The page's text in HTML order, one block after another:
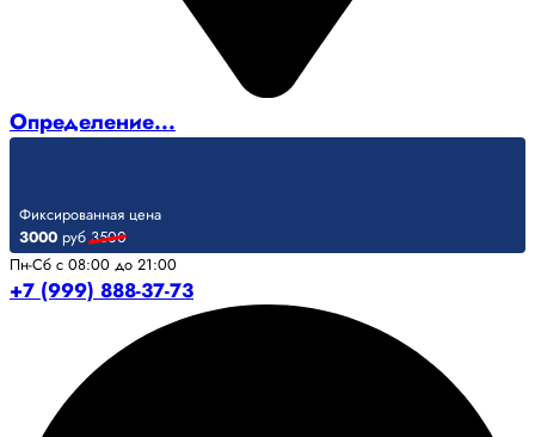
Определение...
Фиксированная цена
3000 руб3500
Пн-Сб с 08:00 до 21:00
+7 (999) 888-37-73